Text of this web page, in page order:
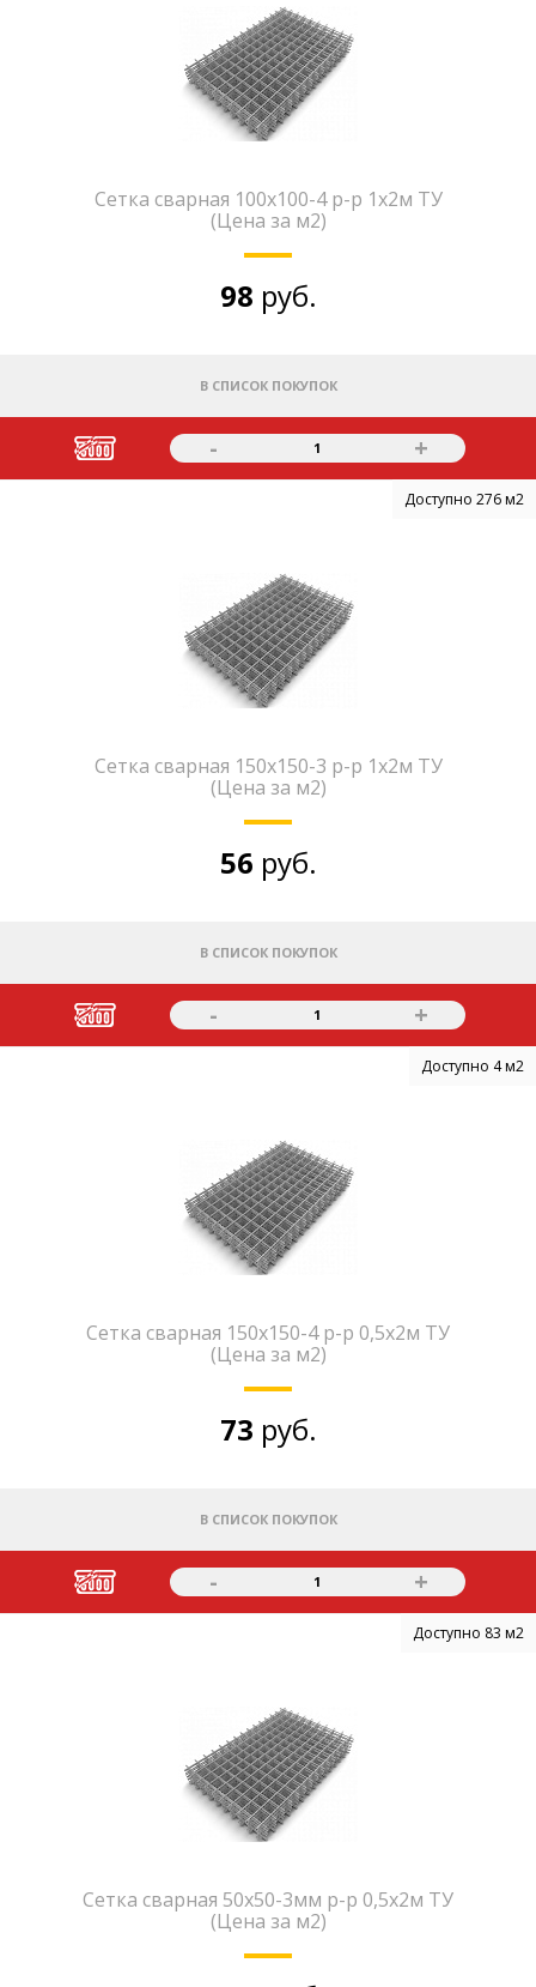
Сетка сварная 100х100-4 р-р 1х2м ТУ
(Цена за м2)
98 руб.
В СПИСОК ПОКУПОК
- 1 +
Доступно 276 м2
Сетка сварная 150х150-3 р-р 1х2м ТУ
(Цена за м2)
56 руб.
В СПИСОК ПОКУПОК
- 1 +
Доступно 4 м2
Сетка сварная 150х150-4 р-р 0,5х2м ТУ
(Цена за м2)
73 руб.
В СПИСОК ПОКУПОК
- 1 +
Доступно 83 м2
Сетка сварная 50х50-3мм р-р 0,5х2м ТУ
(Цена за м2)